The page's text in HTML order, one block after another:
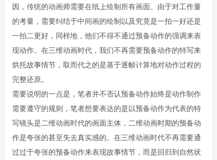
因，传统的动画师需要在纸上绘制所有画面。由于对工作量
的考量，需要纠结于中间画的绘制以及究竟是一拍一好还是
一拍二更好，同样地，他们不得不通过预备动作的强调来表
现动作。在三维动画时代，我们不再需要预备动作的特写来
烘托故事情节，取而代之的是基于逐帧计算地对动作过程的
完整还原。
需要说明的一点是，笔者并不否认预备动作始终是动作制作
需要遵守的规则，笔者想要表达的是以预备动作为代表的特
写镜头是二维动画时代的画面主体，二维动画时期的预备动
作是夸张的甚至失去真实感的。在三维动画时代不再需要通
过过于夸张的预备动作来表现故事情节，而是回归到自然状